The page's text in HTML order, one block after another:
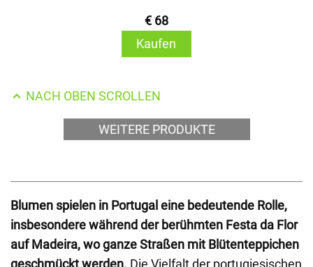
€ 68
Kaufen
NACH OBEN SCROLLEN
WEITERE PRODUKTE
Blumen spielen in Portugal eine bedeutende Rolle,
insbesondere während der berühmten Festa da Flor
auf Madeira, wo ganze Straßen mit Blütenteppichen
geschmückt werden. Die Vielfalt der portugiesischen